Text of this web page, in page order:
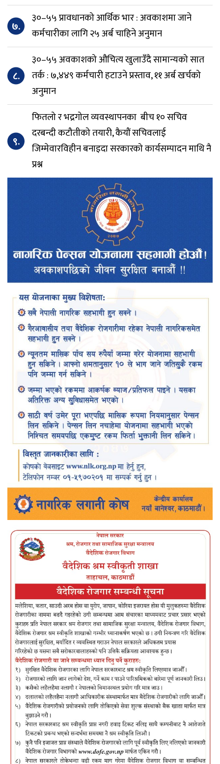
७.
३०–५५ प्रावधानको आर्थिक भार : अवकाशमा जाने
कर्मचारीका लागि २५ अर्ब चाहिने अनुमान
८.
३०–५५ अवकाशको औचित्य खुलाउँदै सामान्यको सात
तर्क : ७,४४९ कर्मचारी हटाउने प्रस्ताव, ११ अर्ब खर्चको
अनुमान
९.
फितलो र भद्रगोल व्यवस्थापनका बीच १० सचिव
दरबन्दी कटौतीको तयारी, कैयौं सचिवलाई
जिम्मेवारविहीन बनाइदा सरकारको कार्यसम्पादन माथि नै
प्रश्न